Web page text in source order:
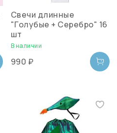
Свечи длинные
"Голубые + Серебро" 16
шт
В наличии
990 ₽